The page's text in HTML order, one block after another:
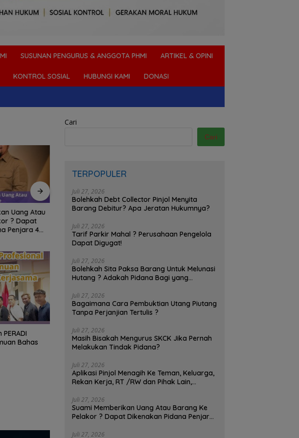
SUSUNAN PENGURUS & ANGGOTA PHMI ARTIKEL & OPINI
KONTROL SOSIAL HUBUNGI KAMI DONASI
Uang Atau
? Dapat
Penjara 4
Digusur Berdagang di Tanah
Perampasan Hak dan
Perbuatan Melawan Hukum,
Pedagang Bisa Menggugat!
Bolehkah Debt Collector Pinjol
Jeratan Hukumnya?
Bahas
Cari
Cari
TERPOPULER
Juli 27, 2026
Bolehkah Debt Collector Pinjol Menyita
Barang Debitur? Apa Jeratan Hukumnya?
Juli 27, 2026
Tarif Parkir Mahal ? Perusahaan Pengelola
Dapat Digugat!
Juli 27, 2026
Bolehkah Sita Paksa Barang Untuk Melunasi
Hutang ? Adakah Pidana Bagi yang
Juli 27, 2026
Bagaimana Cara Pembuktian Utang Piutang
Tanpa Perjanjian Tertulis ?
Juli 27, 2026
Masih Bisakah Mengurus SKCK Jika Pernah
Melakukan Tindak Pidana?
Juli 27, 2026
Aplikasi Pinjol Menagih Ke Teman, Keluarga,
Rekan Kerja, RT /RW dan Pihak Lain,
Juli 27, 2026
Suami Memberikan Uang Atau Barang Ke
Pelakor ? Dapat Dikenakan Pidana Penjara
Juli 27, 2026